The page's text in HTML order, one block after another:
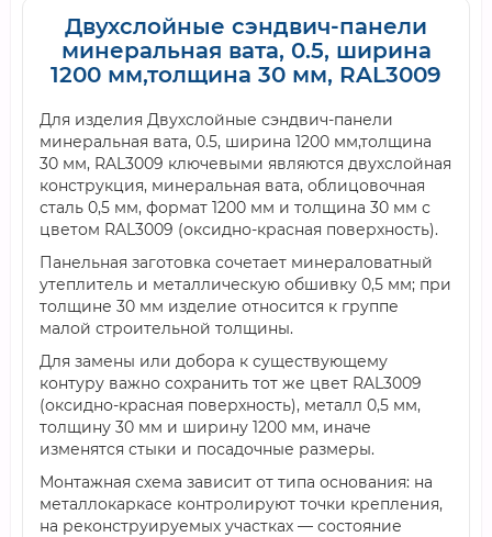
Двухслойные сэндвич-панели
минеральная вата, 0.5, ширина
1200 мм,толщина 30 мм, RAL3009
Для изделия Двухслойные сэндвич-панели
минеральная вата, 0.5, ширина 1200 мм,толщина
30 мм, RAL3009 ключевыми являются двухслойная
конструкция, минеральная вата, облицовочная
сталь 0,5 мм, формат 1200 мм и толщина 30 мм с
цветом RAL3009 (оксидно-красная поверхность).
Панельная заготовка сочетает минераловатный
утеплитель и металлическую обшивку 0,5 мм; при
толщине 30 мм изделие относится к группе
малой строительной толщины.
Для замены или добора к существующему
контуру важно сохранить тот же цвет RAL3009
(оксидно-красная поверхность), металл 0,5 мм,
толщину 30 мм и ширину 1200 мм, иначе
изменятся стыки и посадочные размеры.
Монтажная схема зависит от типа основания: на
металлокаркасе контролируют точки крепления,
на реконструируемых участках — состояние